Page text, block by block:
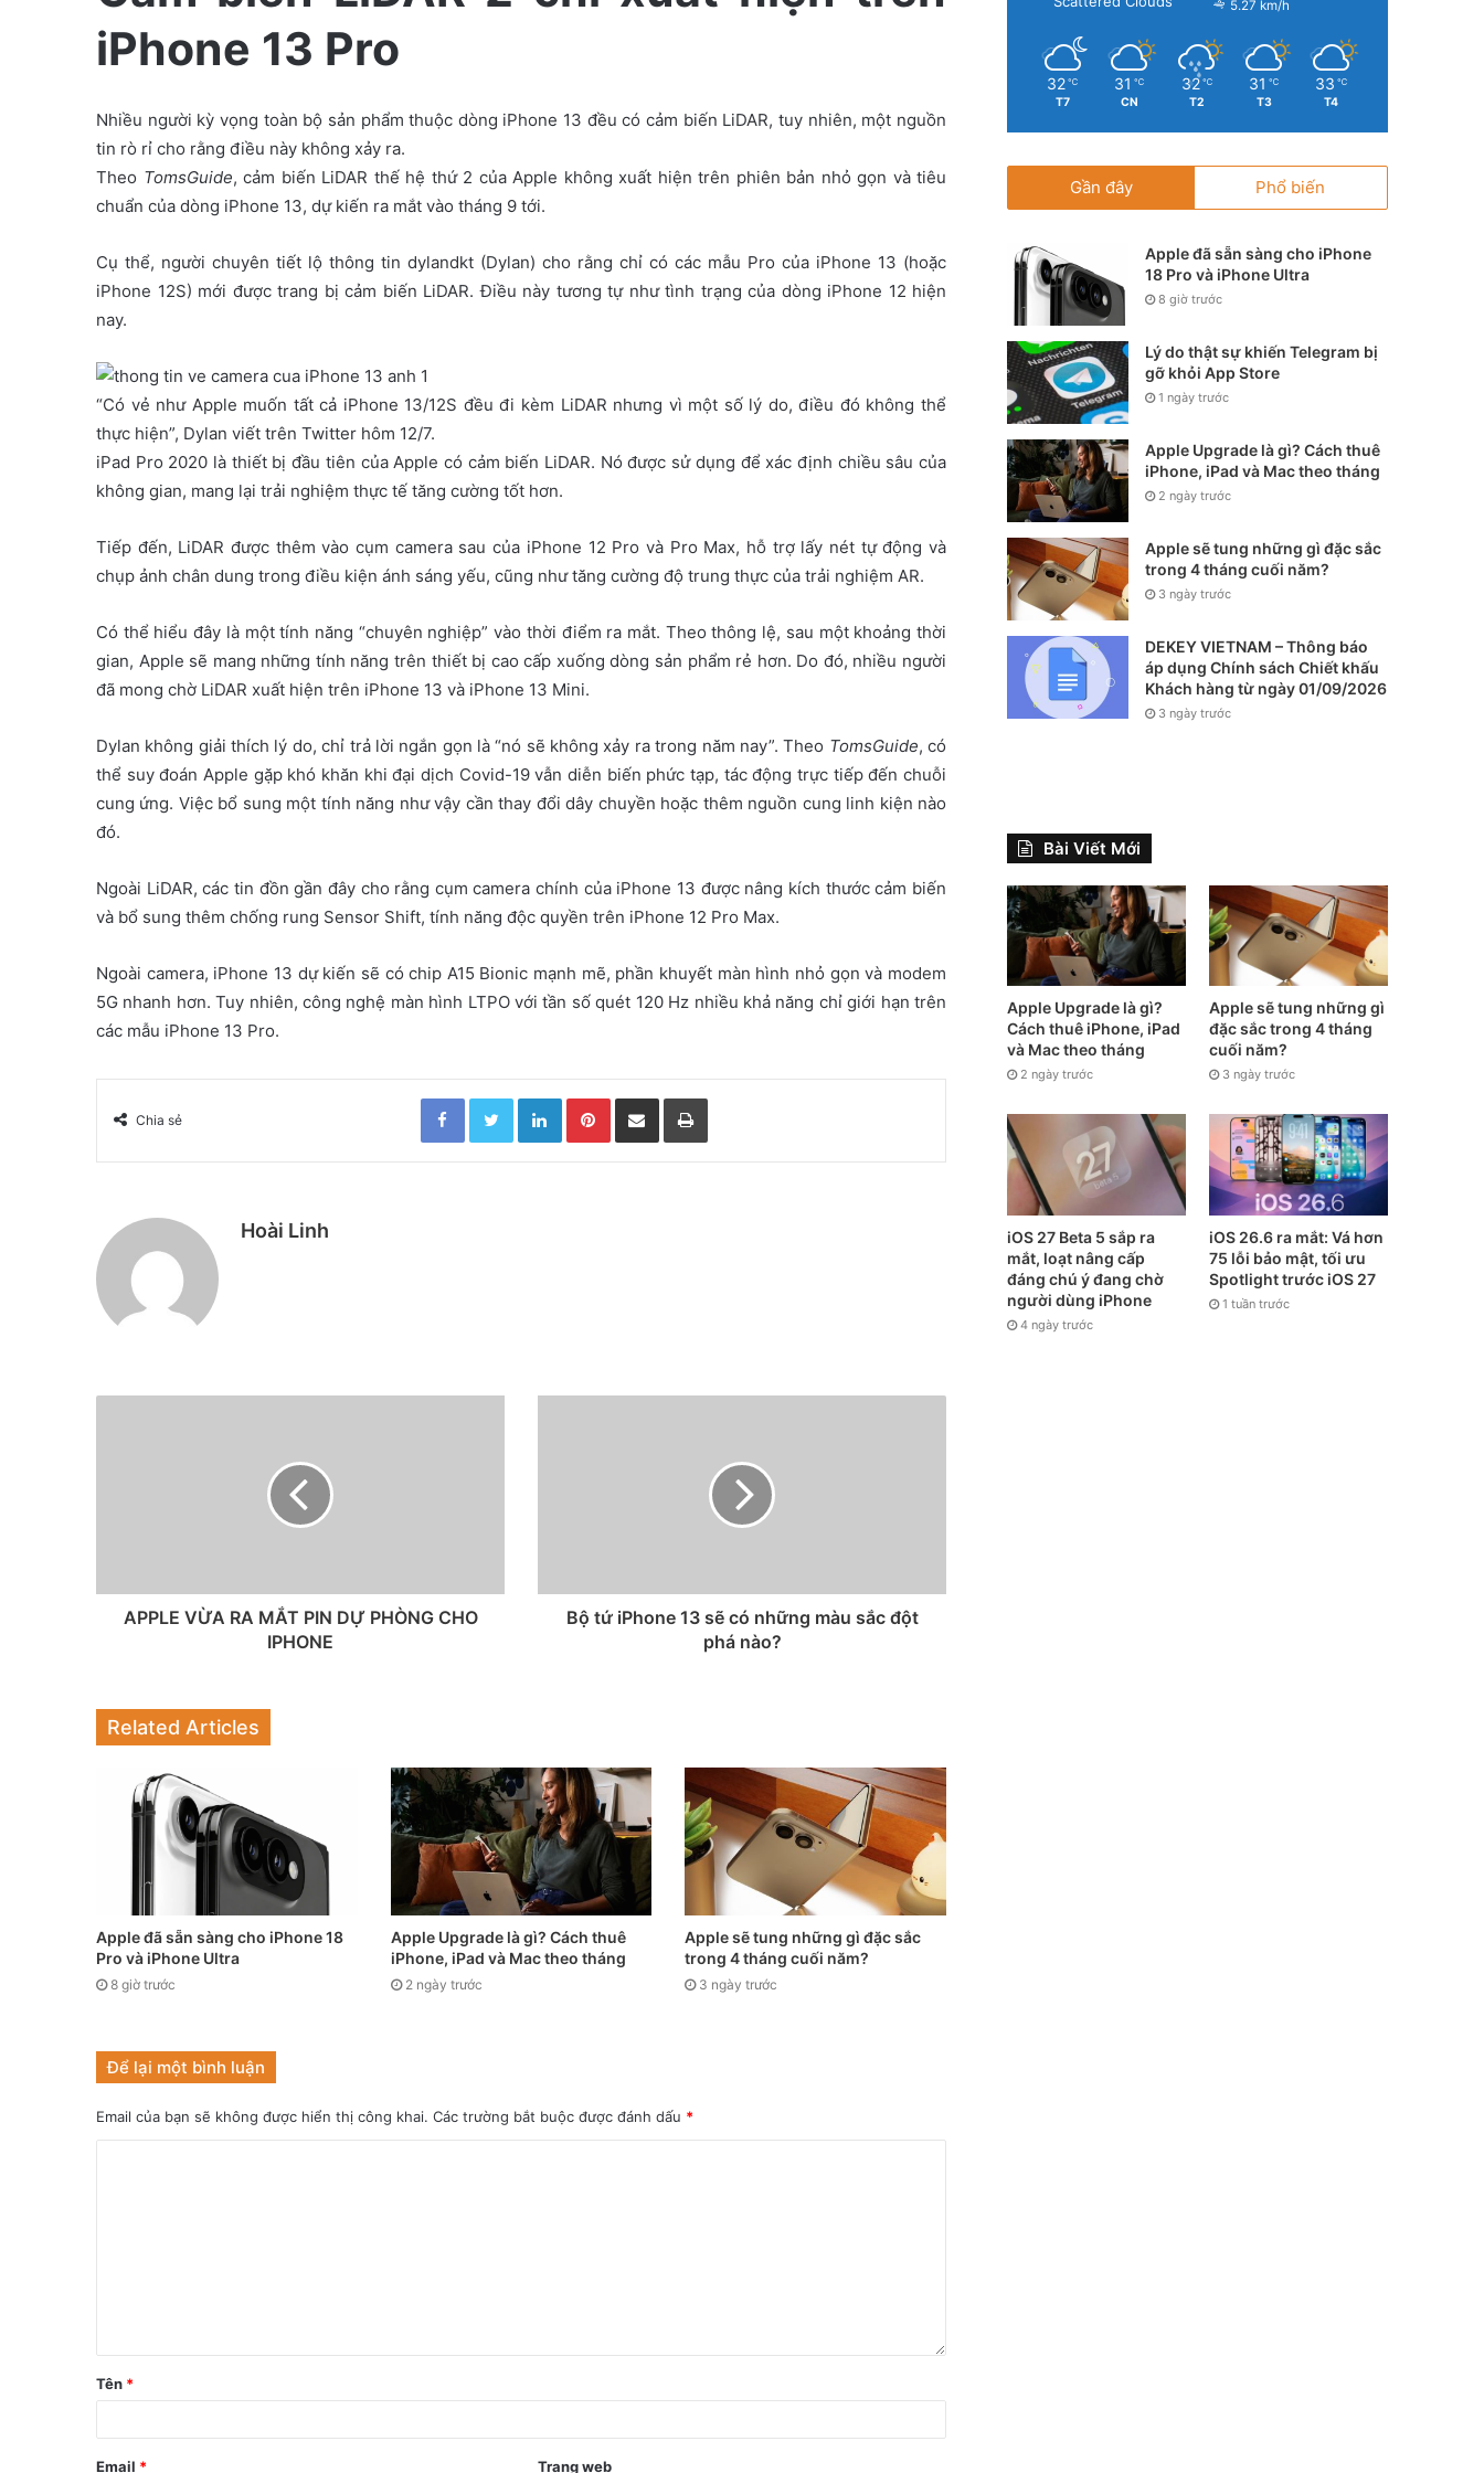
m
a
l
iPhone 13 Pro
Nhiều người kỳ vọng toàn bộ sản phẩm thuộc dòng iPhone 13 đều có cảm biến LiDAR, tuy nhiên, một nguồn
tin rò rỉ cho rằng điều này không xảy ra.
Theo TomsGuide, cảm biến LiDAR thế hệ thứ 2 của Apple không xuất hiện trên phiên bản nhỏ gọn và tiêu
chuẩn của dòng iPhone 13, dự kiến ra mắt vào tháng 9 tới.
Cụ thể, người chuyên tiết lộ thông tin dylandkt (Dylan) cho rằng chỉ có các mẫu Pro của iPhone 13 (hoặc
iPhone 12S) mới được trang bị cảm biến LiDAR. Điều này tương tự như tình trạng của dòng iPhone 12 hiện
nay.
“Có vẻ như Apple muốn tất cả iPhone 13/12S đều đi kèm LiDAR nhưng vì một số lý do, điều đó không thể
thực hiện”, Dylan viết trên Twitter hôm 12/7.
iPad Pro 2020 là thiết bị đầu tiên của Apple có cảm biến LiDAR. Nó được sử dụng để xác định chiều sâu của
không gian, mang lại trải nghiệm thực tế tăng cường tốt hơn.
Tiếp đến, LiDAR được thêm vào cụm camera sau của iPhone 12 Pro và Pro Max, hỗ trợ lấy nét tự động và
chụp ảnh chân dung trong điều kiện ánh sáng yếu, cũng như tăng cường độ trung thực của trải nghiệm AR.
Có thể hiểu đây là một tính năng “chuyên nghiệp” vào thời điểm ra mắt. Theo thông lệ, sau một khoảng thời
gian, Apple sẽ mang những tính năng trên thiết bị cao cấp xuống dòng sản phẩm rẻ hơn. Do đó, nhiều người
đã mong chờ LiDAR xuất hiện trên iPhone 13 và iPhone 13 Mini.
Dylan không giải thích lý do, chỉ trả lời ngắn gọn là “nó sẽ không xảy ra trong năm nay”. Theo TomsGuide, có
thể suy đoán Apple gặp khó khăn khi đại dịch Covid-19 vẫn diễn biến phức tạp, tác động trực tiếp đến chuỗi
cung ứng. Việc bổ sung một tính năng như vậy cần thay đổi dây chuyền hoặc thêm nguồn cung linh kiện nào
đó.
Ngoài LiDAR, các tin đồn gần đây cho rằng cụm camera chính của iPhone 13 được nâng kích thước cảm biến
và bổ sung thêm chống rung Sensor Shift, tính năng độc quyền trên iPhone 12 Pro Max.
Ngoài camera, iPhone 13 dự kiến ​​sẽ có chip A15 Bionic mạnh mẽ, phần khuyết màn hình nhỏ gọn và modem
5G nhanh hơn. Tuy nhiên, công nghệ màn hình LTPO với tần số quét 120 Hz nhiều khả năng chỉ giới hạn trên
các mẫu iPhone 13 Pro.
Chia sẻ
Facebook Twitter LinkedIn Pinterest Chia sẻ qua email In
Hoài Linh
APPLE VỪA RA MẮT PIN DỰ PHÒNG CHO
IPHONE
Bộ tứ iPhone 13 sẽ có những màu sắc đột
phá nào?
Related Articles
Apple đã sẵn sàng cho iPhone 18
Pro và iPhone Ultra
8 giờ trước
Apple Upgrade là gì? Cách thuê
iPhone, iPad và Mac theo tháng
2 ngày trước
Apple sẽ tung những gì đặc sắc
trong 4 tháng cuối năm?
3 ngày trước
Để lại một bình luận
Email của bạn sẽ không được hiển thị công khai. Các trường bắt buộc được đánh dấu *
Tên *
Email * Trang web
5.27 km/h
32 ℃
T7
31 ℃
CN
32 ℃
T2
31 ℃
T3
33 ℃
T4
Gần đây Phổ biến
Apple đã sẵn sàng cho iPhone
18 Pro và iPhone Ultra
8 giờ trước
Lý do thật sự khiến Telegram bị
gỡ khỏi App Store
1 ngày trước
Apple Upgrade là gì? Cách thuê
iPhone, iPad và Mac theo tháng
2 ngày trước
Apple sẽ tung những gì đặc sắc
trong 4 tháng cuối năm?
3 ngày trước
DEKEY VIETNAM – Thông báo
áp dụng Chính sách Chiết khấu
Khách hàng từ ngày 01/09/2026
3 ngày trước
Bài Viết Mới
Apple Upgrade là gì?
Cách thuê iPhone, iPad
và Mac theo tháng
2 ngày trước
Apple sẽ tung những gì
đặc sắc trong 4 tháng
cuối năm?
3 ngày trước
iOS 27 Beta 5 sắp ra
mắt, loạt nâng cấp
đáng chú ý đang chờ
người dùng iPhone
4 ngày trước
iOS 26.6 ra mắt: Vá hơn
75 lỗi bảo mật, tối ưu
Spotlight trước iOS 27
1 tuần trước